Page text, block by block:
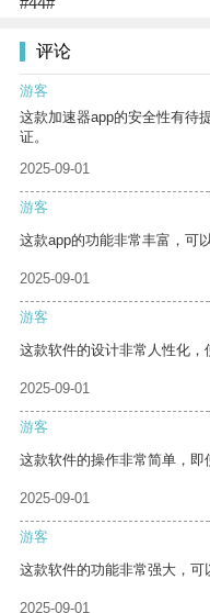
评论
游客
这款加速器app的安全性有待
证。
2025-09-01
游客
这款app的功能非常丰富，可
2025-09-01
游客
这款软件的设计非常人性化，
2025-09-01
游客
这款软件的操作非常简单，即
2025-09-01
游客
这款软件的功能非常强大，可
2025-09-01